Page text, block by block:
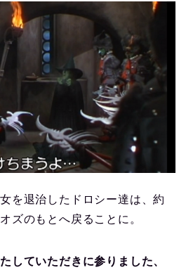
を退治したドロシー達は、約
ズのもとへ戻ることに。
していただきに参りました、